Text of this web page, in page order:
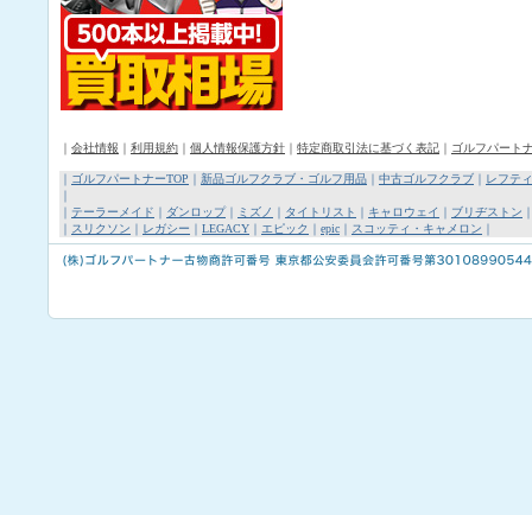
｜ 会社情報 ｜ 利用規約 ｜ 個人情報保護方針 ｜ 特定商取引法に基づく表記 ｜ ゴルフパート
｜ ゴルフパートナーTOP ｜ 新品ゴルフクラブ・ゴルフ用品 ｜ 中古ゴルフクラブ ｜ レフテ
｜
｜ テーラーメイド ｜ ダンロップ｜ ミズノ ｜ タイトリスト ｜ キャロウェイ ｜ ブリヂストン
｜ スリクソン ｜ レガシー ｜ LEGACY ｜ エピック ｜ epic ｜ スコッティ・キャメロン ｜